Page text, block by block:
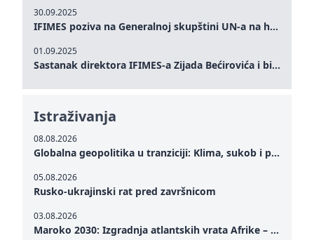
30.09.2025
IFIMES poziva na Generalnoj skupštini UN-a na hitna ulaganja u mentalno zdravlje i sisteme njege proširene umjetnom inteligencijom
01.09.2025
Sastanak direktora IFIMES-a Zijada Bećirovića i bivšeg premijera Crne Gore Dritana Abazovića
Istraživanja
08.08.2026
Globalna geopolitika u tranziciji: Klima, sukob i potraga za mirom
05.08.2026
Rusko-ukrajinski rat pred završnicom
03.08.2026
Maroko 2030: Izgradnja atlantskih vrata Afrike – od Tangera u Mediteranu do novog geopolitičkog koridora